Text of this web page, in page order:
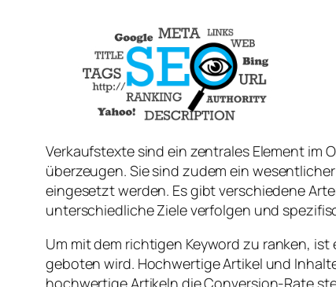
Verkaufstexte sind ein zentrales Element im
überzeugen. Sie sind zudem ein
eingesetzt werden. Es gibt verschiedene
unterschiedliche Ziele verfolgen und
Um mit dem richtigen Keyword zu ranken,
geboten wird. Hochwertige Artikel und
hochwertige Artikeln die Conversion-Rate